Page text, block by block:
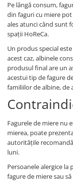
Pe lângă consum,
din faguri cu miere
ales atunci când sunt
spații HoReCa.
Un produs special
acest caz, albinele
produsul final are un
acestui tip de fagure
familiilor de albine, de
Fagurele de miere nu
mierea, poate
autoritățile
luni.
Persoanele alergice
fagure de miere sau